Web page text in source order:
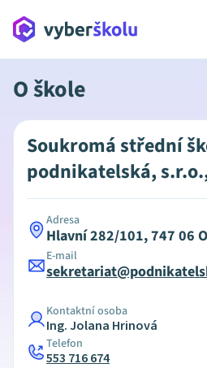
O škole
Soukromá střední
podnikatelská,
Adresa
Hlavní 282/101, 747 06
E-mail
Kontaktní osoba
Ing. Jolana Hrinová
Telefon
553 716 674